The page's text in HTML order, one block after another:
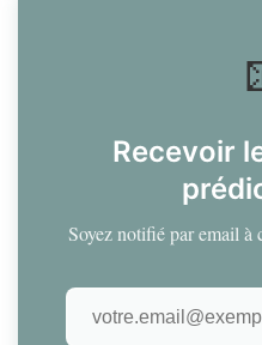
Recevoir
Soyez notifié par email